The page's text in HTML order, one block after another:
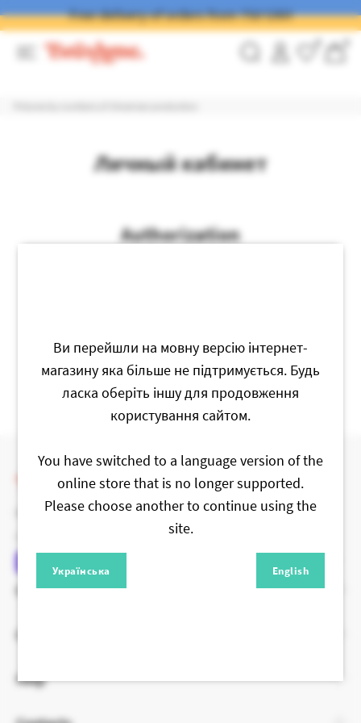
Free delivery of orders from 750 UAH
0 0
Личный кабинет
Authorization
BRUSHME | PAINTING BY NUMBERS.
Catalog
Help
Ви перейшли на мовну версію інтернет-
магазину яка більше не підтримується. Будь
ласка оберіть іншу для продовження
користування сайтом.
You have switched to a language version of the
online store that is no longer supported.
Please choose another to continue using the
site.
Українська English